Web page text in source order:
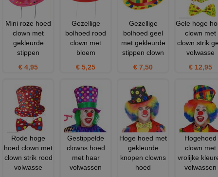
Mini roze hoed
clown met
gekleurde
stippen
€ 4,95
Gezellige
bolhoed rood
clown met
bloem
€ 5,25
Gezellige
bolhoed geel
met gekleurde
stippen clown
€ 7,50
Gele hoge
clown met
clown strik
volwasse
€ 12,95
Rode hoge
hoed clown met
clown strik rood
volwasse
Gestippelde
clowns hoed
met haar
volwassen
Hoge hoed met
gekleurde
knopen clowns
hoed
Hogehoed
clown met
vrolijke
volwassen